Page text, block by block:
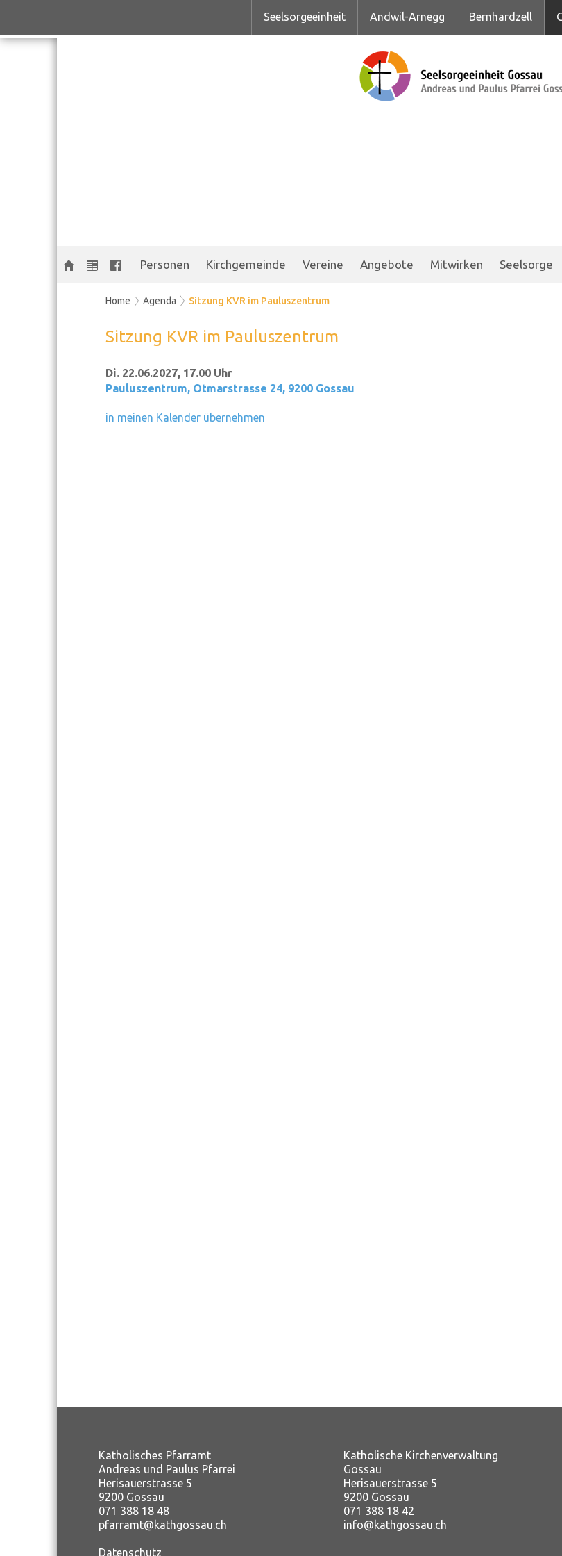
Seelsorgeeinheit Andwil-Arnegg Bernhardzell
Personen Kirchgemeinde Vereine Angebote Mitwirken Seelsorge
Home Agenda Sitzung KVR im Pauluszentrum
Sitzung KVR im Pauluszentrum
Di. 22.06.2027, 17.00 Uhr
Pauluszentrum, Otmarstrasse 24, 9200 Gossau
in meinen Kalender übernehmen
Katholisches Pfarramt
Andreas und Paulus Pfarrei
Herisauerstrasse 5
9200 Gossau
071 388 18 48
pfarramt@kathgossau.ch
Datenschutz
Katholische Kirchenverwaltung
Gossau
Herisauerstrasse 5
9200 Gossau
071 388 18 42
info@kathgossau.ch